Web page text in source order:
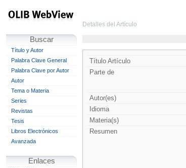
Buscar
Título y Autor
Palabra Clave General
Palabra Clave por Autor
Autor
Tema o Materia
Series
Revistas
Tesis
Libros Electrónicos
Avanzada
Enlaces
Detalles del Artículo
Título Artículo
Parte de
Autor(es)
Idioma
Materia(s)
Resumen